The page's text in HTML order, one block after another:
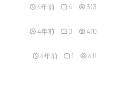
4年前 4 313
4年前 0 410
4年前 1 411